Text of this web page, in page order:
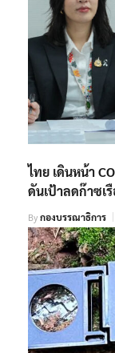
ไทย เดินหน้า
ดันเป้าลดก๊าซเ
Byกองบรรณาธิการ